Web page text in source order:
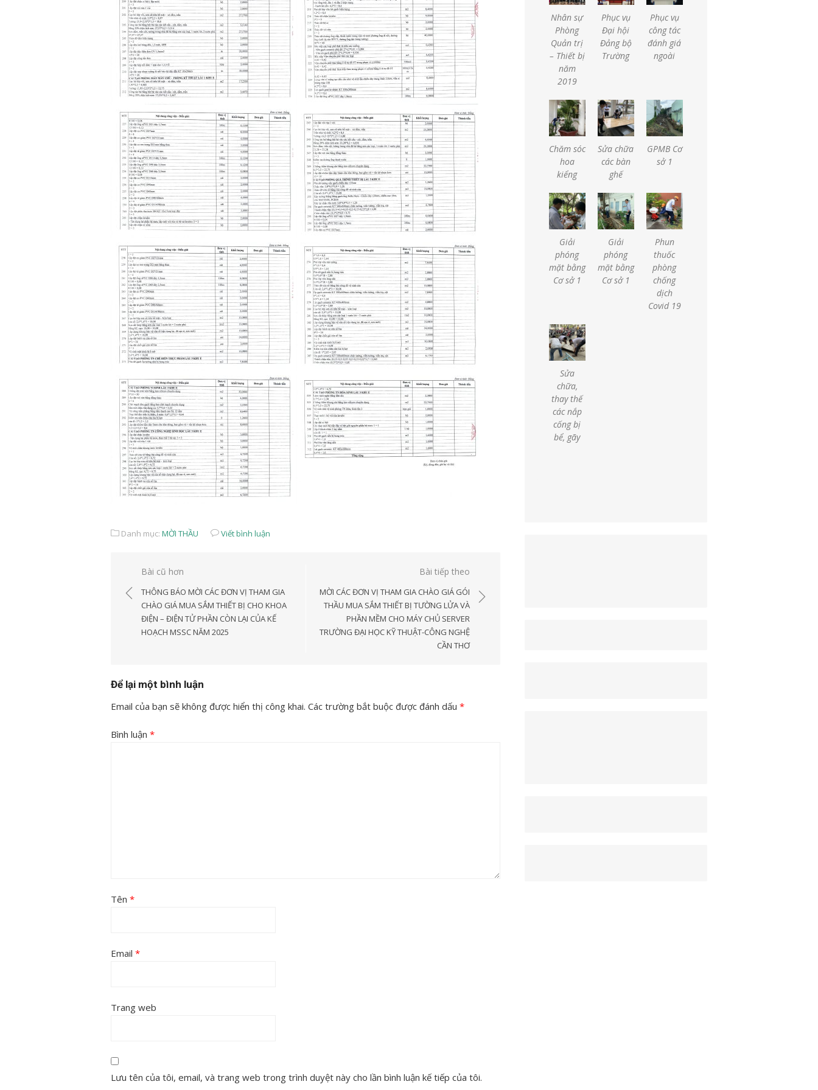
Danh mục: MỜI THẦU Viết bình luận
Điều
hướng
viết
Bài cũ hơn
THÔNG BÁO MỜI CÁC ĐƠN VỊ THAM GIA
CHÀO GIÁ MUA SẮM THIẾT BỊ CHO KHOA
ĐIỆN – ĐIỆN TỬ PHẦN CÒN LẠI CỦA KẾ
HOẠCH MSSC NĂM 2025
Bài tiếp theo
MỜI CÁC ĐƠN VỊ THAM GIA CHÀO GIÁ GÓI
THẦU MUA SẮM THIẾT BỊ TƯỜNG LỬA VÀ
PHẦN MỀM CHO MÁY CHỦ SERVER
TRƯỜNG ĐẠI HỌC KỸ THUẬT-CÔNG NGHỆ
CẦN THƠ
Để lại một bình luận
Email của bạn sẽ không được hiển thị công khai. Các trường bắt buộc được đánh dấu *
Bình luận *
Tên *
Email *
Trang web
Lưu tên của tôi, email, và trang web trong trình duyệt này cho lần bình luận kế tiếp của tôi.
Nhân sự
Phòng
Quản trị
– Thiết bị
năm
2019
Phục vụ
Đại hội
Đảng bộ
Trường
Phục vụ
công tác
đánh giá
ngoài
Chăm sóc
hoa
kiểng
Sửa chữa
các bàn
ghế
GPMB Cơ
sở 1
Giải
phóng
mặt bằng
Cơ sở 1
Giải
phóng
mặt bằng
Cơ sở 1
Phun
thuốc
phòng
chống
dịch
Covid 19
Sửa
chữa,
thay thế
các nắp
cống bị
bể, gãy